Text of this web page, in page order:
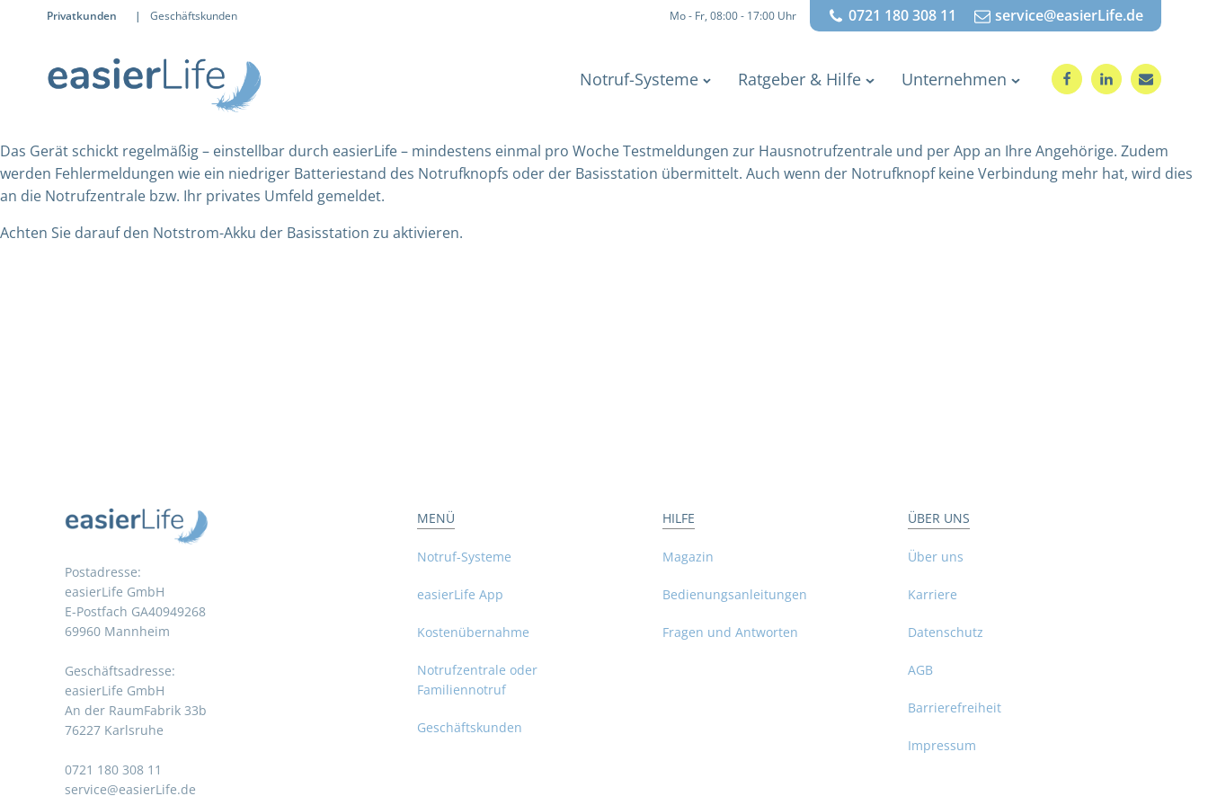
Privatkunden | Geschäftskunden Mo - Fr, 08:00 - 17:00 Uhr 0721 180 308 11 service@easierLife.de
Notruf-Systeme Ratgeber & Hilfe Unternehmen
Das Gerät schickt regelmäßig – einstellbar durch easierLife – mindestens einmal pro Woche Testmeldungen zur Hausnotrufzentrale und per App an Ihre Angehörige. Zudem
werden Fehlermeldungen wie ein niedriger Batteriestand des Notrufknopfs oder der Basisstation übermittelt. Auch wenn der Notrufknopf keine Verbindung mehr hat, wird dies
an die Notrufzentrale bzw. Ihr privates Umfeld gemeldet.
Achten Sie darauf den Notstrom-Akku der Basisstation zu aktivieren.
Postadresse:
easierLife GmbH
E-Postfach GA40949268
69960 Mannheim
Geschäftsadresse:
easierLife GmbH
An der RaumFabrik 33b
76227 Karlsruhe
0721 180 308 11
service@easierLife.de
MENÜ
Notruf-Systeme
easierLife App
Kostenübernahme
Notrufzentrale oder
Familiennotruf
Geschäftskunden
HILFE
Magazin
Bedienungsanleitungen
Fragen und Antworten
ÜBER UNS
Über uns
Karriere
Datenschutz
AGB
Barrierefreiheit
Impressum